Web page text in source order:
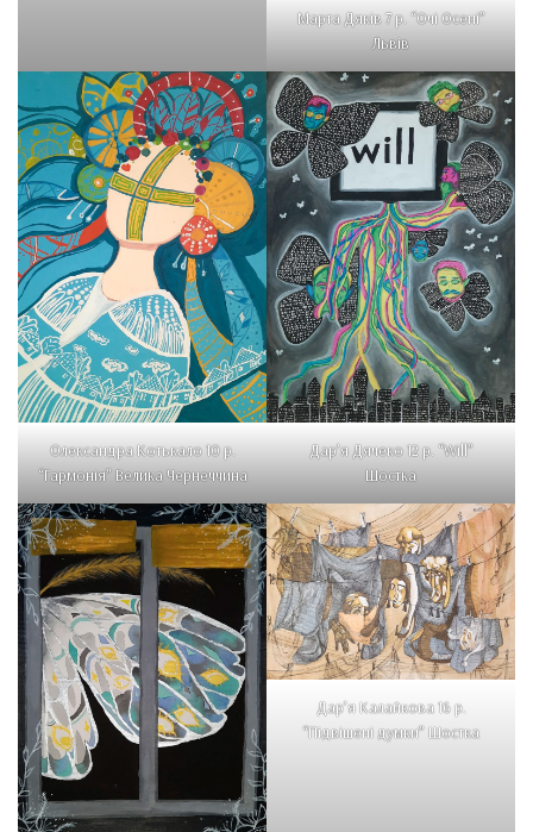
Марта Дяків 7 р. “Очі Осені”
Львів
Олександра Котькало 10 р.
“Гармонія” Велика Чернеччина
Дар’я Дячеко 12 р. “Will”
Шостка
Дар’я Калайкова 16 р.
“Підвішені думки” Шостка